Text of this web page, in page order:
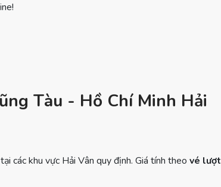
Tàu - Hồ Chí Minh Hải
tại các khu vực Hải Vân quy định. Giá tính theo vé lượt